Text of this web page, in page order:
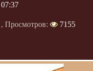
, Просмотров:
7155